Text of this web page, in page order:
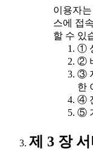
이용자
스에 접
할 수 있
①
②
③
한
④
⑤
제 3 장